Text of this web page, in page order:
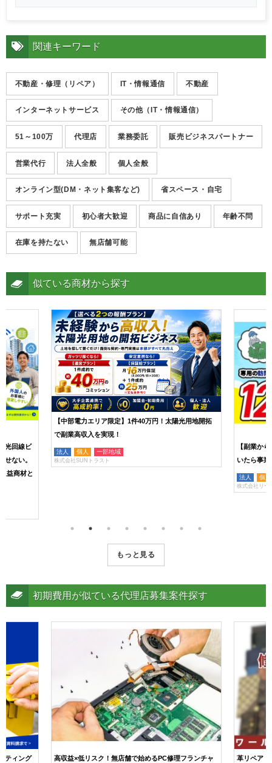
関連キーワード
不動産・修理（リペア） IT・情報通信 不動産
インターネットサービス その他（IT・情報通信）
51～100万 代理店 業務委託 販売ビジネスパートナー
営業代行 法人全般 個人全般
オンライン型(DM・ネット集客など) 省スペース・自宅
サポート充実 初心者大歓迎 商品に自信あり 年齢不問
在庫を持たない 無店舗可能
似ている商材から探す
光回線ビ
せない。
益商材と
【中部電力エリア限定】1件40万円！太陽光用地開拓
で副業高収入を実現！
法人 個人 一部地域
株式会社SUNトラスト
【副業か
いたら事
法人 個人
株式会社リー
もっと見る
初期費用が似ている代理店募集案件探す
ティング
高収益×低リスク！無店舗で始めるPC修理フランチャ
革リペア・